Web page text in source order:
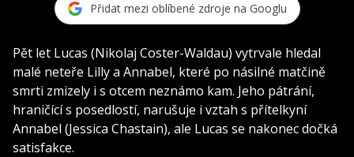
Přidat mezi oblíbené zdroje na Googlu
Pět let Lucas (Nikolaj Coster-Waldau) vytrvale hledal
malé neteře Lilly a Annabel, které po násilné matčině
smrti zmizely i s otcem neznámo kam. Jeho pátrání,
hraničící s posedlostí, narušuje i vztah s přítelkyní
Annabel (Jessica Chastain), ale Lucas se nakonec dočká
satisfakce.